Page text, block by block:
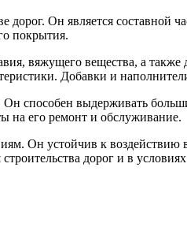
дорог. Он является составной
покрытия.
вяжущего вещества, а
Добавки и
способен выдерживать
на его ремонт и обслуживание.
Он устойчив к
дорог и в